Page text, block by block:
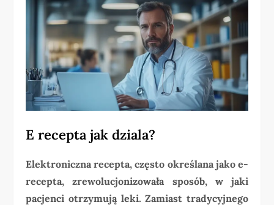
E recepta jak dziala?
Elektroniczna recepta, często określana jako e-
recepta, zrewolucjonizowała sposób, w jaki
pacjenci otrzymują leki. Zamiast tradycyjnego